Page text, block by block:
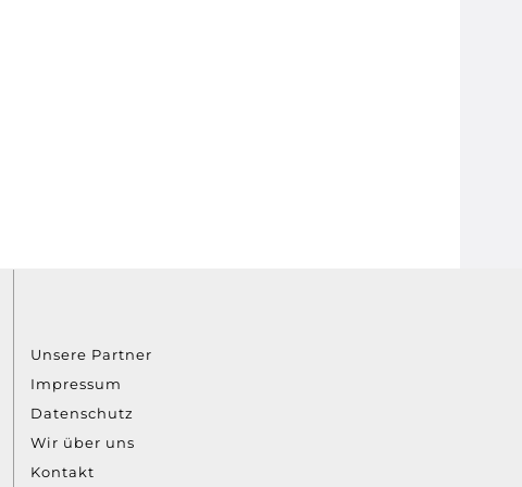
Unsere Partner
Impressum
Datenschutz
Wir über uns
Kontakt